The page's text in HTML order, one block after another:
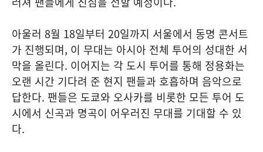
아울러 8월 18일부터 20일까지 서울에서 동명 콘서트
가 진행되며, 이 무대는 아시아 전체 투어의 성대한 서
막을 올린다. 이어지는 각 도시 투어를 통해 정용화는
오랜 시간 기다려 준 현지 팬들과 호흡하며 음악으로
답한다. 팬들은 도쿄와 오사카를 비롯한 모든 투어 도
시에서 신곡과 명곡이 어우러진 무대를 기대할 수 있
다.